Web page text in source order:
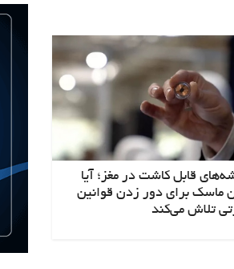
قابل کاشت در مغز؛ آیا
ماسک برای دور زدن قوانین
تلاش می‌کند